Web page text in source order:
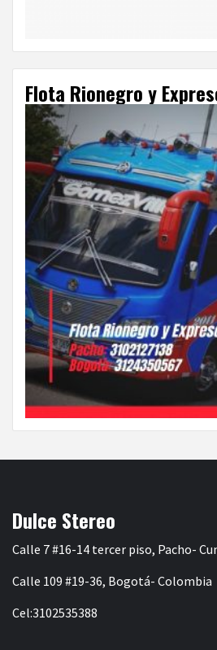
Flota Rionegro y
Dulce Stereo
Calle 7 #16-14 tercer piso, Pacho-
Calle 109 #19-36, Bogotá- Colombia
Cel:3102535388